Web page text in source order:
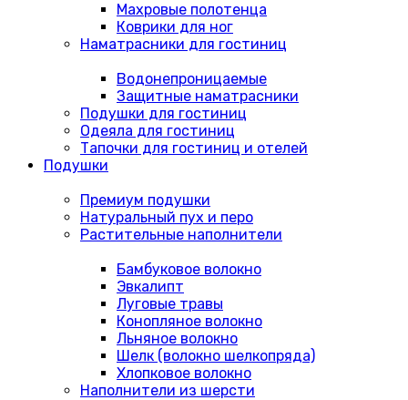
Махровые полотенца
Коврики для ног
Наматрасники для гостиниц
Водонепроницаемые
Защитные наматрасники
Подушки для гостиниц
Одеяла для гостиниц
Тапочки для гостиниц и отелей
Подушки
Премиум подушки
Натуральный пух и перо
Растительные наполнители
Бамбуковое волокно
Эвкалипт
Луговые травы
Конопляное волокно
Льняное волокно
Шелк (волокно шелкопряда)
Хлопковое волокно
Наполнители из шерсти